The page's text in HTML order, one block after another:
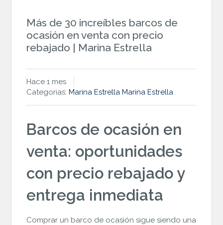
Más de 30 increíbles barcos de
ocasión en venta con precio
rebajado | Marina Estrella
Hace 1 mes
Categorias:Marina Estrella Marina Estrella
Barcos de ocasión en
venta: oportunidades
con precio rebajado y
entrega inmediata
Comprar un barco de ocasión sigue siendo una